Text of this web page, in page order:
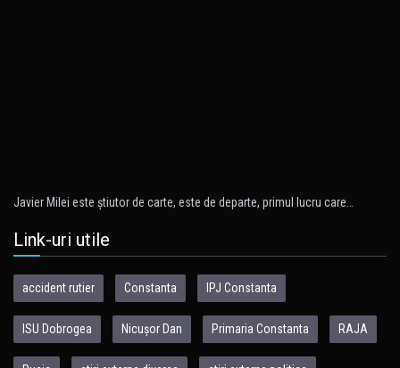
Javier Milei este ştiutor de carte, este de departe, primul lucru care…
Link-uri utile
accident rutier Constanta IPJ Constanta
ISU Dobrogea Nicușor Dan Primaria Constanta RAJA